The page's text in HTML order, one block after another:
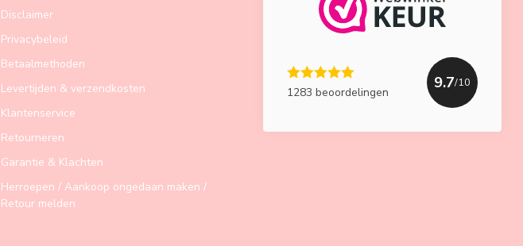
Disclaimer
Privacybeleid
Betaalmethoden
Levertijden & verzendkosten
Klantenservice
Retourneren
Garantie & Klachten
Herroepen / Aankoop ongedaan maken /
Retour melden
1283 beoordelingen
9.7/10